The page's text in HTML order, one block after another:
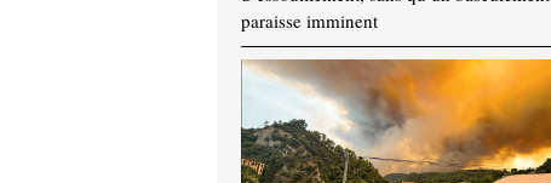
paraisse imminent